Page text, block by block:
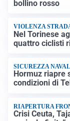
bollino rosso
VIOLENZA
Nel Torinese
quattro ciclisti
SICUREZZA
Hormuz riapre
condizioni di
RIAPERTURA
Crisi Ceuta,